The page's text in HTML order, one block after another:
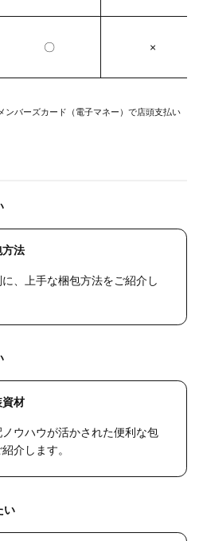
〇 ×
ンバーズカード（電子マネー）で店頭支払い
法
、上手な梱包方法をご紹介し
材
ウハウが活かされた便利な包
介します。
い